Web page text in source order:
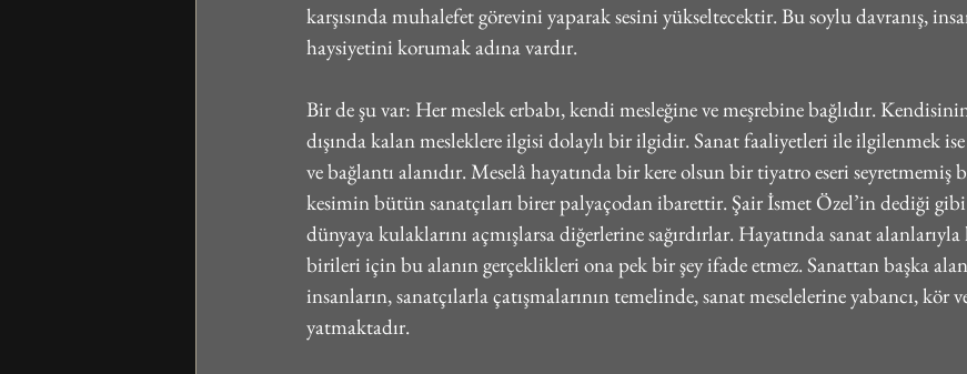
karşısında muhalefet görevini yaparak sesini yükseltecektir. Bu soylu davranış,
haysiyetini korumak adına vardır.
Bir de şu var: Her meslek erbabı, kendi mesleğine ve meşrebine bağlıdır.
dışında kalan mesleklere ilgisi dolaylı bir ilgidir. Sanat faaliyetleri ile ilgilenmek
ve bağlantı alanıdır. Meselâ hayatında bir kere olsun bir tiyatro eseri
kesimin bütün sanatçıları birer palyaçodan ibarettir. Şair İsmet Özel’in dediği
dünyaya kulaklarını açmışlarsa diğerlerine sağırdırlar. Hayatında sanat
birileri için bu alanın gerçeklikleri ona pek bir şey ifade etmez. Sanattan başka
insanların, sanatçılarla çatışmalarının temelinde, sanat meselelerine yabancı, kör
yatmaktadır.